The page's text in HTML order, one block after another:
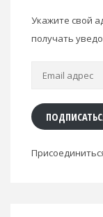
Укажите свой
получать
Email